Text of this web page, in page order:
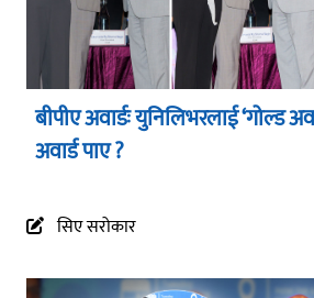
बीपीए अवार्डः युनिलिभरलाई
अवार्ड पाए ?
सिए सरोकार